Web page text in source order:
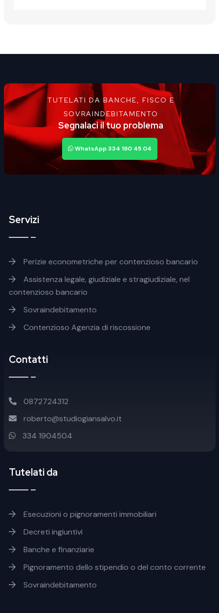
TUTELATI DA BANCHE, FISCO E
SOVRAINDEBITAMENTO
Segnalaci il tuo problema
WhatsApp 334 190 45 04
Servizi
Footer servizi
Perizie econometriche per contenzioso bancario
Assistenza legale, giudiziale e stragiudiziale, nel
contenzioso bancario
Sovraindebitamento
Contenzioso Agenzia di riscossione
Contatti
0872724312
roberto@studiogiansalvo.it
334 1904504
Tutelati da
Footer soluzioni
Esecuzioni o pignoramenti immobiliari
Decreti ingiuntivi
Banche e finanziarie
Pignoramento dello stipendio o del conto corrente
Sovraindebitamento